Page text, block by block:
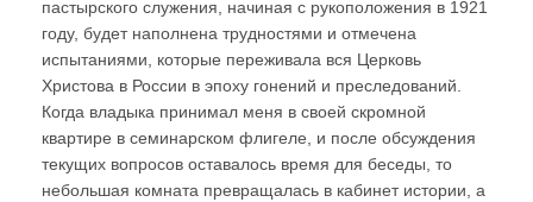
пастырского служения, начиная с рукоположения в 1921
году, будет наполнена трудностями и отмечена
испытаниями, которые переживала вся Церковь
Христова в России в эпоху гонений и преследований.
Когда владыка принимал меня в своей скромной
квартире в семинарском флигеле, и после обсуждения
текущих вопросов оставалось время для беседы, то
небольшая комната превращалась в кабинет истории, а